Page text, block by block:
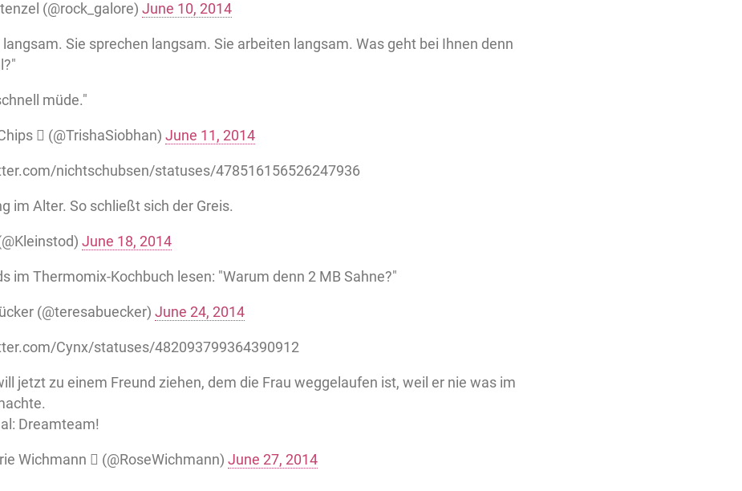
(@rock_galore) June 10, 2014
langsam. Sie sprechen langsam. Sie arbeiten langsam. Was geht bei Ihnen denn
müde."
 (@TrishaSiobhan) June 11, 2014
nichtschubsen/statuses/478516156526247936
im Alter. So schließt sich der Greis.
June 18, 2014
im Thermomix-Kochbuch lesen: "Warum denn 2 MB Sahne?"
(@teresabuecker) June 24, 2014
Cynx/statuses/482093799364390912
jetzt zu einem Freund ziehen, dem die Frau weggelaufen ist, weil er nie was im
Dreamteam!
Wichmann  (@RoseWichmann) June 27, 2014